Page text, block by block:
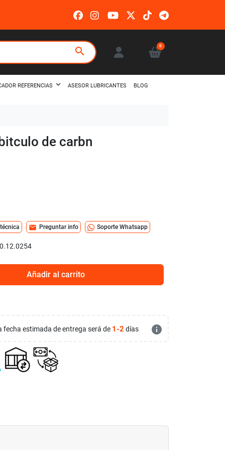
search 0
REFERENCIAS ASESOR LUBRICANTES BLOG
de carbn
mail Preguntar info Soporte Whatsapp
Añadir al carrito
fecha estimada de entrega será de 1-2 días info